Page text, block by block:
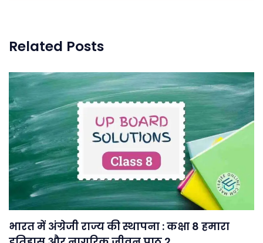
Related Posts
भारत में अंग्रेजी राज्य की स्थापना : कक्षा 8 हमारा